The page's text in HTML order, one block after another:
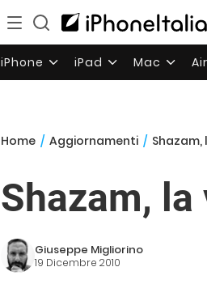
iPhone iPad Mac
Home / Aggiornamenti /
Shazam,
Giuseppe Migliorino
19 Dicembre 2010